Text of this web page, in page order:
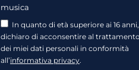
musica
In quanto di età superiore ai 16 anni,
dichiaro di acconsentire al trattamento
dei miei dati personali in conformità
all’informativa privacy.